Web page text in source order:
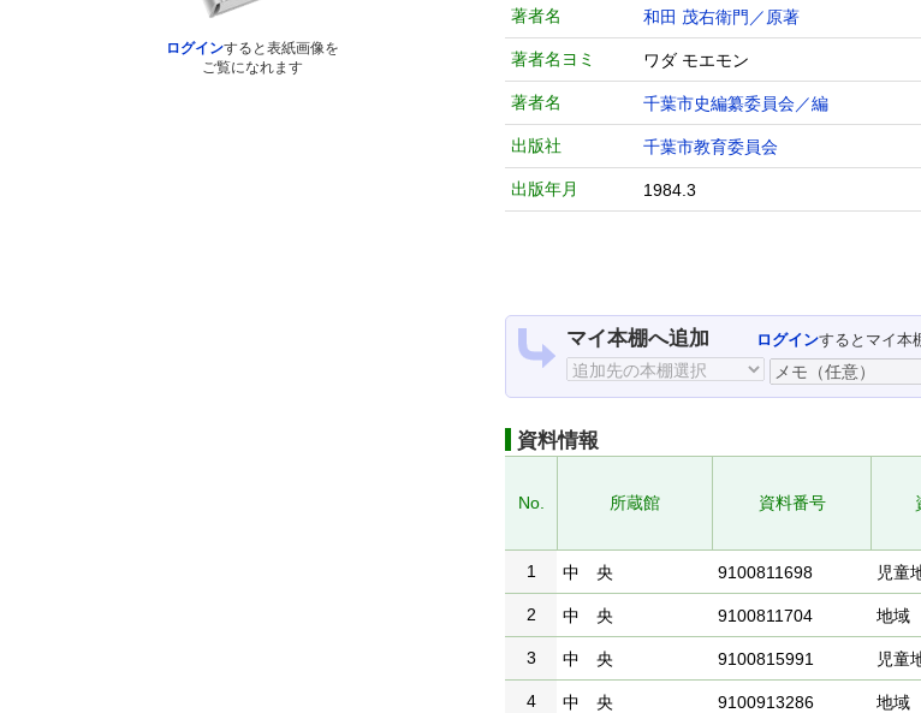
ログインすると表紙画像を
ご覧になれます
著者名 和田 茂右衛門／原著
著者名ヨミ ワダ モエモン
著者名 千葉市史編纂委員会／編
出版社 千葉市教育委員会
出版年月 1984.3
マイ本棚へ追加 ログインするとマイ本
資料情報
No. 所蔵館 資料番号
1
中 央 9100811698 児童
2 中 央 9100811704 地域
3 中 央 9100815991 児童
4 中 央 9100913286 地域